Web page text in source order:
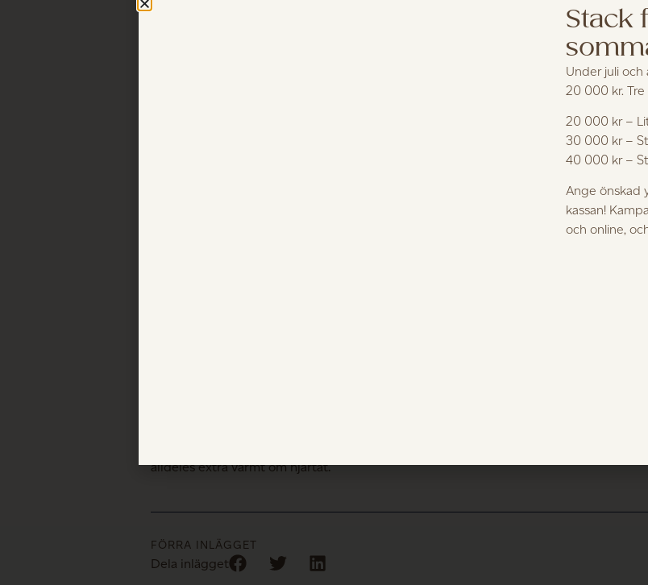
alldeles extra varmt om hjärtat.
FÖRRA INLÄGGET
Dela inlägget
Stack
Under juli
20 000 kr.
20 000 kr –
30 000 kr –
40 000 kr –
Ange önskad
kassan!
och online,